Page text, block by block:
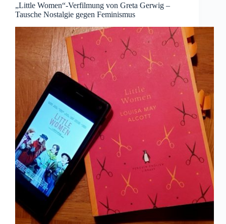
„Little Women“-Verfilmung von Greta Gerwig –
Tausche Nostalgie gegen Feminismus